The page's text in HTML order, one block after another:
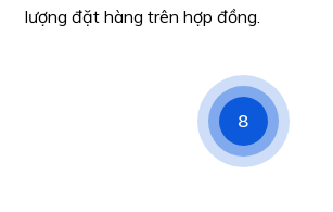
lượng đặt hàng trên hợp đồng.
8